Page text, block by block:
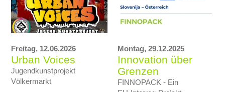
Freitag, 12.06.2026
Urban Voices
Jugendkunstprojekt
Völkermarkt
Montag, 29.12.2025
Innovation über
Grenzen
FINNOPACK - Ein